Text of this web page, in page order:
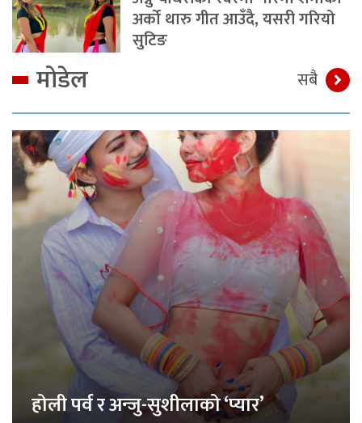
अर्को थारु गीत आउँदै, यसरी गरियो
सुटिङ
मोडेल सबै
होली पर्व र अन्जु-सुशीलाको ‘प्यार’